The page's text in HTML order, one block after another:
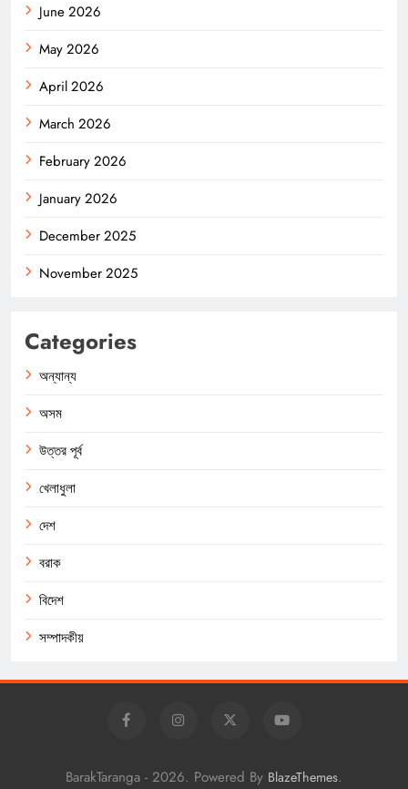
June 2026
May 2026
April 2026
March 2026
February 2026
January 2026
December 2025
November 2025
Categories
অন্যান্য
অসম
উত্তর পূর্ব
খেলাধুলা
দেশ
বরাক
বিদেশ
সম্পাদকীয়
BarakTaranga - 2026. Powered By BlazeThemes.